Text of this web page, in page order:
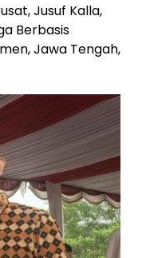
Jusuf Kalla,
Berbasis
Jawa Tengah,